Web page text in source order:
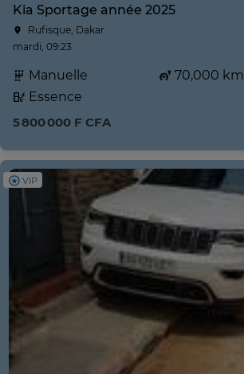
Kia Sportage année 2025
Rufisque, Dakar
mardi, 09:23
Manuelle
70,000 km
Essence
5 800 000 F CFA
VIP